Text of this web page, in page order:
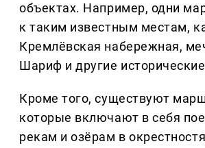
объектах. Например, одни
к таким известным местам,
Кремлёвская набережная,
Шариф и другие
Кроме того, существуют
которые включают в себя
рекам и озёрам в